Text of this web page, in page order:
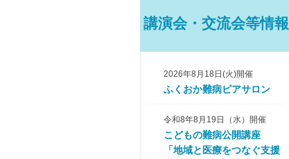
講演会・交流会等情報
2026年8月18日(火)開催
ふくおか難病ピアサロン
令和8年8月19日（水）開催
こどもの難病公開講座
「地域と医療をつなぐ支援